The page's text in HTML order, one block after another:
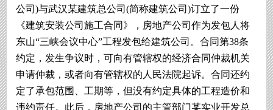
公司)与武汉某建筑总公司(简称建筑公司)订立了一份
《建筑安装公司施工合同》，房地产公司作为发包人将
东山“三峡会议中心”工程发包给建筑公司。合同第38条
约定，发生争议时，可向有管辖权的经济合同仲裁机关
申请仲裁，或者向有管辖权的人民法院起诉。合同还约
定了承包范围、工期等，但没有约定具体的工程造价和
违约责任。此后，房地产公司的主管部门某实业开发总